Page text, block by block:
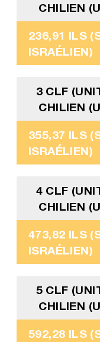
CHILIEN
236,91 ILS
ISRAÉLIEN)
3 CLF
CHILIEN
355,37 ILS
ISRAÉLIEN)
4 CLF
CHILIEN
473,82 ILS
ISRAÉLIEN)
5 CLF
CHILIEN
592,28 ILS